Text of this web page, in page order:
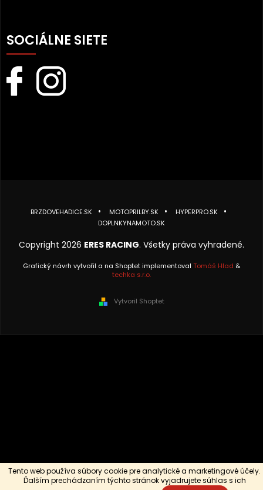
Tento web používa súbory cookie pre analytické a marketingové účely.
Ďalším prechádzaním týchto stránok vyjadrujete súhlas s ich
SOCIÁLNE SIETE
BRZDOVEHADICE.SK MOTOPRILBY.SK
HYPERPRO.SK
DOPLNKYNAMOTO.SK
Copyright 2026 ERES RACING. Všetky práva vyhradené.
Grafický návrh vytvořil a na Shoptet implementoval Tomáš Hlad &
techka s.r.o.
Vytvoril Shoptet